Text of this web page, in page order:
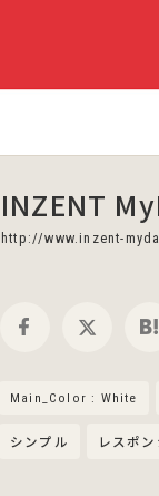
INZENT
http://www.inzent-
Main_Color : White
シンプル レスポ